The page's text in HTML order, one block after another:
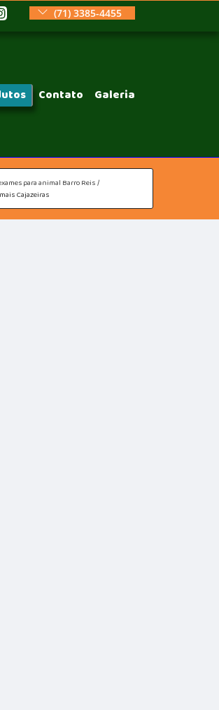
(71) 3385-4455
Contato Galeria
para animal Barro Reis
Cajazeiras